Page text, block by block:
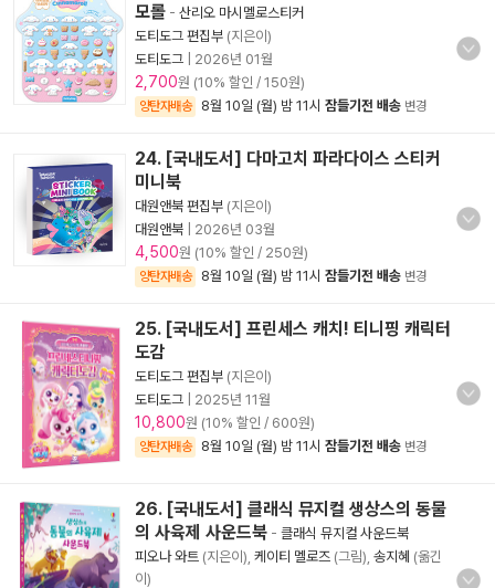
모롤 - 산리오 마시멜로스티커
도티도그 편집부 (지은이)
도티도그
2026년 01월
2,700원 (10% 할인 / 150원)
양탄자배송 8월 10일 (월) 밤 11시 잠들기전 배송 변경
24. [국내도서] 다마고치 파라다이스 스티커
미니북
대원앤북 편집부 (지은이)
대원앤북
2026년 03월
4,500원 (10% 할인 / 250원)
양탄자배송 8월 10일 (월) 밤 11시 잠들기전 배송 변경
25. [국내도서] 프린세스 캐치! 티니핑 캐릭터
도감
도티도그 편집부 (지은이)
도티도그
2025년 11월
10,800원 (10% 할인 / 600원)
양탄자배송 8월 10일 (월) 밤 11시 잠들기전 배송 변경
26. [국내도서] 클래식 뮤지컬 생상스의 동물
의 사육제 사운드북 - 클래식 뮤지컬 사운드북
피오나 와트 (지은이), 케이티 멜로즈 (그림), 송지혜 (옮긴
이)